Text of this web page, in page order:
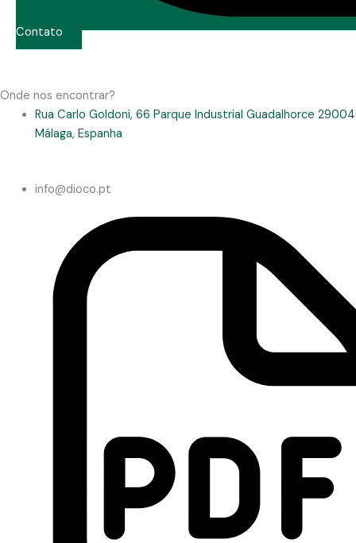
Contato
Onde nos encontrar?
Rua Carlo Goldoni, 66 Parque Industrial Guadalhorce 29004
Málaga, Espanha
info@dioco.pt